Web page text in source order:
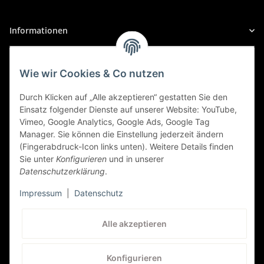
Alfa Romeo
145/146
145/146 (930 (ALFA ROMEO)), 02/1996 bis
2.0 Ti, PS: 150 | KW: 110
Alfa Romeo
145/146
145/146 (930 (ALFA ROMEO)), 09/1995 bis
Informationen
Sicher Einkaufen
Wie wir Cookies & Co nutzen
Durch Klicken auf „Alle akzeptieren“ gestatten Sie den
Einsatz folgender Dienste auf unserer Website: YouTube,
Vimeo, Google Analytics, Google Ads, Google Tag
Manager. Sie können die Einstellung jederzeit ändern
(Fingerabdruck-Icon links unten). Weitere Details finden
Sie unter Konfigurieren und in unserer
Datenschutzerklärung.
Impressum Datenschutz
Alle akzeptieren
Konfigurieren